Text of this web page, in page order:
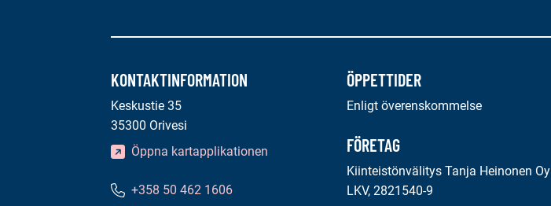
KONTAKTINFORMATION
Keskustie 35
35300 Orivesi
Öppna kartapplikationen
Telefonnummer:
+358 50 462 1606
ÖPPETTIDER
Enligt överenskommelse
FÖRETAG
Kiinteistönvälitys Tanja Heinonen Oy
LKV, 2821540-9